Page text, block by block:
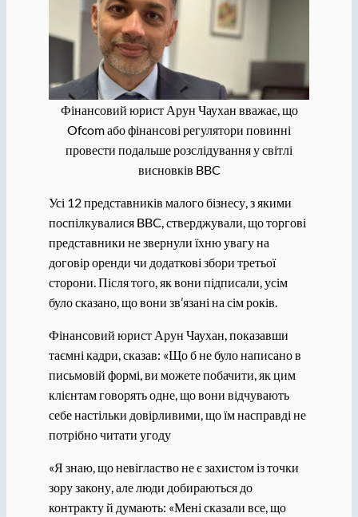
Фінансовий юрист Арун Чаухан вважає, що
Ofcom або фінансові регулятори повинні
провести подальше розслідування у світлі
висновків BBC
Усі 12 представників малого бізнесу, з якими
поспілкувалися BBC, стверджували, що торгові
представники не звернули їхню увагу на
договір оренди чи додаткові збори третьої
сторони. Після того, як вони підписали, усім
було сказано, що вони зв’язані на сім років.
Фінансовий юрист Арун Чаухан, показавши
таємні кадри, сказав: «Що б не було написано в
письмовій формі, ви можете побачити, як цим
клієнтам говорять одне, що вони відчувають
себе настільки довірливими, що їм насправді не
потрібно читати угоду
«Я знаю, що невігластво не є захистом із точки
зору закону, але люди добираються до
контракту й думають: «Мені сказали все, що